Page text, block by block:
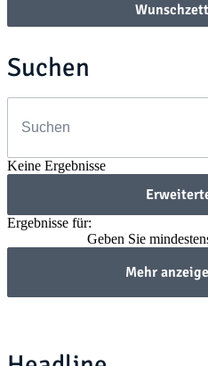
Suchen
Keine Ergebnisse
Ergebnisse für:
Geben Sie
Mehr